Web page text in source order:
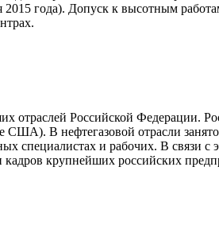
года). Допуск к высотным
отраслей Российской Федерации.
США). В нефтегазовой отрасли
специалистах и рабочих. В связи
крупнейших российских